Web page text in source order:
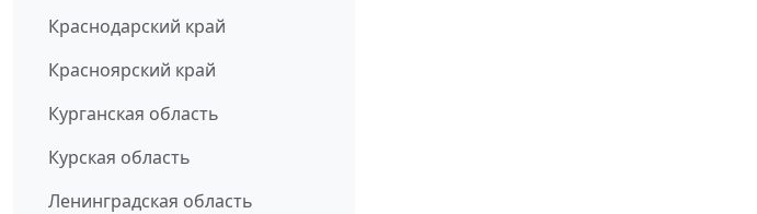
Краснодарский край
Красноярский край
Курганская область
Курская область
Ленинградская область